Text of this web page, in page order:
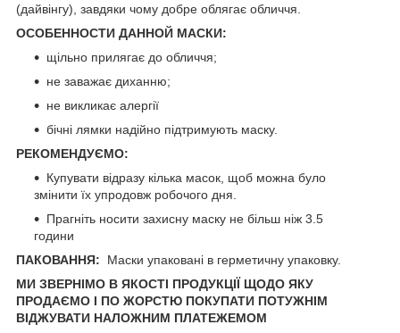
(дайвінгу), завдяки чому добре облягає обличчя.
ОСОБЕННОСТИ ДАННОЙ МАСКИ:
щільно прилягає до обличчя;
не заважає диханню;
не викликає алергії
бічні лямки надійно підтримують маску.
РЕКОМЕНДУЄМО:
Купувати відразу кілька масок, щоб можна було
змінити їх упродовж робочого дня.
Прагніть носити захисну маску не більш ніж 3.5
години
ПАКОВАННЯ: Маски упаковані в герметичну упаковку.
МИ ЗВЕРНІМО В ЯКОСТІ ПРОДУКЦІЇ ЩОДО ЯКУ
ПРОДАЄМО І ПО ЖОРСТЮ ПОКУПАТИ ПОТУЖНІМ
ВІДЖУВАТИ НАЛОЖНИМ ПЛАТЕЖЕМОМ